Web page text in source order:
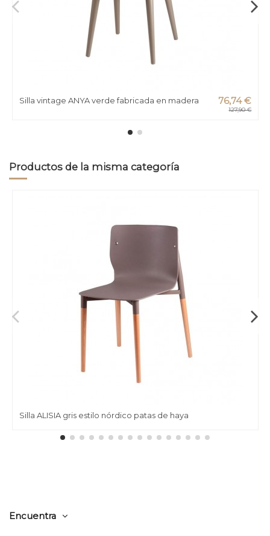
Silla vintage ANYA verde fabricada en madera 76,74 €
127,90 €
Productos de la misma categoría
Silla ALISIA gris estilo nórdico patas de haya
Encuentra